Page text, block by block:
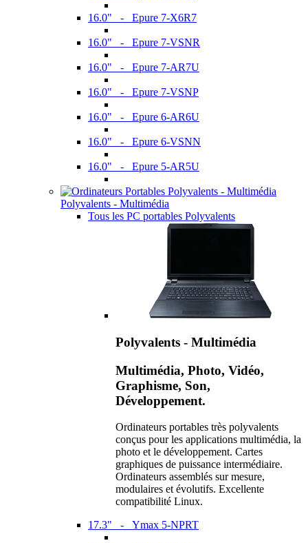
16.0" - Epure 7-X6R7
16.0" - Epure 7-VSNR
16.0" - Epure 7-AR7U
16.0" - Epure 7-VSNP
16.0" - Epure 6-AR6U
16.0" - Epure 6-VSNN
16.0" - Epure 5-AR5U
Polyvalents - Multimédia
Tous les PC portables Polyvalents
Polyvalents - Multimédia
Multimédia, Photo, Vidéo,
Graphisme, Son,
Développement.
Ordinateurs portables très polyvalents
conçus pour les applications multimédia, la
photo et le développement. Cartes
graphiques de puissance intermédiaire.
Ordinateurs assemblés sur mesure,
modulaires et évolutifs. Excellente
compatibilité Linux.
17.3" - Ymax 5-NPRT